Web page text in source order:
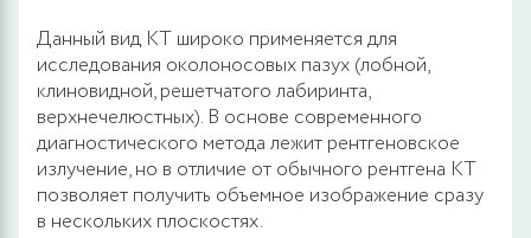
Данный вид КТ широко применяется для
исследования околоносовых пазух (лобной,
клиновидной, решетчатого лабиринта,
верхнечелюстных). В основе современного
диагностического метода лежит рентгеновское
излучение, но в отличие от обычного рентгена КТ
позволяет получить объемное изображение сразу
в нескольких плоскостях.